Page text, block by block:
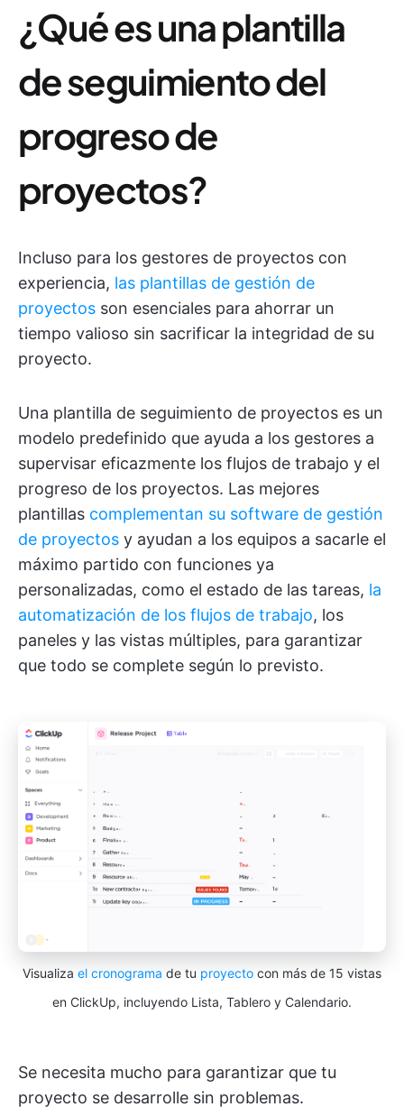
¿Qué es una plantilla
de seguimiento del
progreso de
proyectos?
Incluso para los gestores de proyectos con
experiencia, las plantillas de gestión de
proyectos son esenciales para ahorrar un
tiempo valioso sin sacrificar la integridad de su
proyecto.
Una plantilla de seguimiento de proyectos es un
modelo predefinido que ayuda a los gestores a
supervisar eficazmente los flujos de trabajo y el
progreso de los proyectos. Las mejores
plantillas complementan su software de gestión
de proyectos y ayudan a los equipos a sacarle el
máximo partido con funciones ya
personalizadas, como el estado de las tareas, la
automatización de los flujos de trabajo, los
paneles y las vistas múltiples, para garantizar
que todo se complete según lo previsto.
Visualiza el cronograma de tu proyecto con más de 15 vistas
en ClickUp, incluyendo Lista, Tablero y Calendario.
Se necesita mucho para garantizar que tu
proyecto se desarrolle sin problemas.